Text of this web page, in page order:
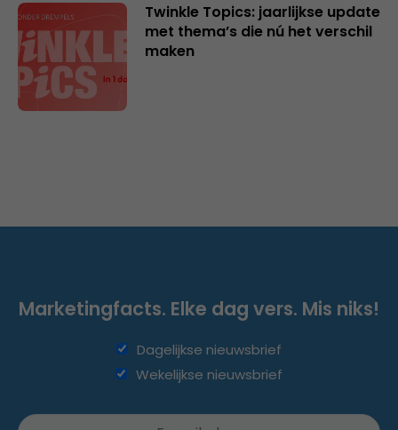
Twinkle Topics: jaarlijkse update
met thema’s die nú het verschil
maken
Marketingfacts. Elke dag vers. Mis niks!
Dagelijkse nieuwsbrief
Wekelijkse nieuwsbrief